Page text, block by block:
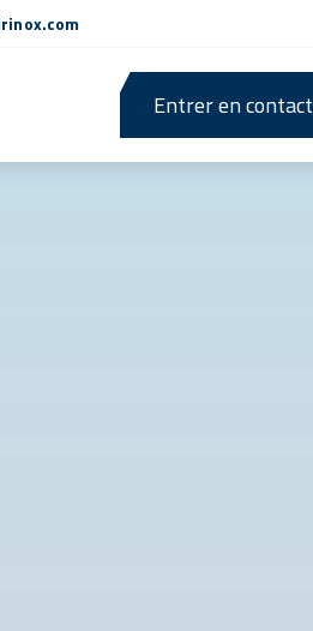
Entrer en contact